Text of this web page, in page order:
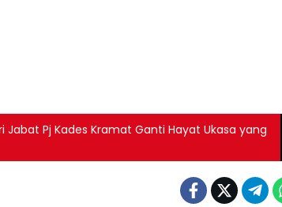
Jabat Pj Kades Kramat Ganti Hayat Ukasa yang